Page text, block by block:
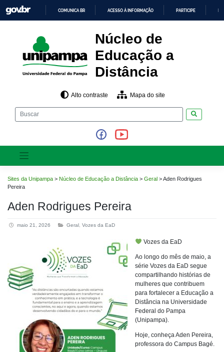
para
o
O
CONTEÚDO
COMUNICA BR ACESSO À INFORMAÇÃO PARTICIPE
Núcleo de
Educação a
Distância
Alto contraste Mapa do site
Sites da Unipampa > Núcleo de Educação a Distância > Geral >Aden Rodrigues
Pereira
Aden Rodrigues Pereira
maio 21, 2026 Geral, Vozes da EaD
Vozes da EaD
Ao longo do mês de maio, a
série Vozes da EaD segue
compartilhando histórias de
mulheres que contribuem
para fortalecer a Educação a
Distância na Universidade
Federal do Pampa
(Unipampa).
Hoje, conheça Aden Pereira,
professora do Campus Bagé.